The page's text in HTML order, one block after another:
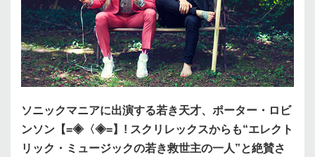
ソニックマニアに出演する若き天才、ポーター・ロビ
ンソン【=◈〈◈=】! スクリレックスからも“エレクト
リック・ミュージックの若き救世主の一人”と絶賛さ